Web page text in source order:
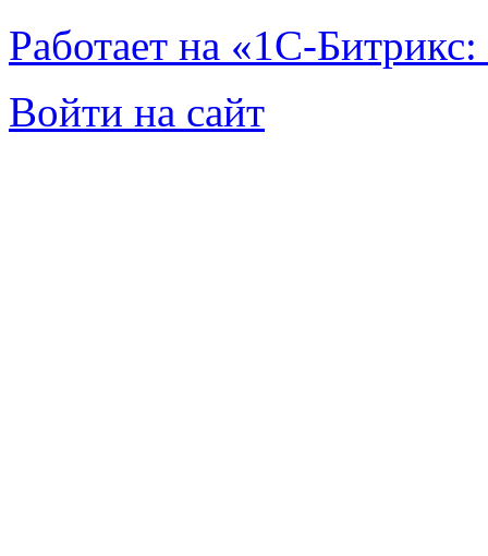
Работает на «1С-
Войти на сайт